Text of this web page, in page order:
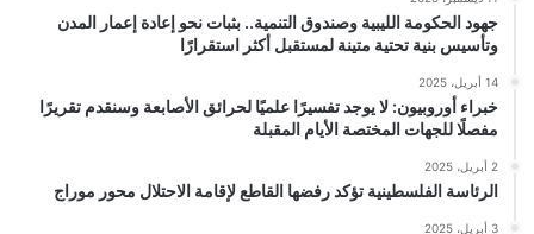
جهود الحكومة الليبية وصندوق التنمية.. بثبات نحو إعادة إعمار المدن
وتأسيس بنية تحتية متينة لمستقبل أكثر استقرارًا
14 أبريل، 2025
خبراء أوروبيون: لا يوجد تفسيرًا علميًا لحرائق الأصابعة وسنقدم تقريرًا
مفصلًا للجهات المختصة الأيام المقبلة
2 أبريل، 2025
الرئاسة الفلسطينية تؤكد رفضها القاطع لإقامة الاحتلال محور موراج
3 أبريل، 2025